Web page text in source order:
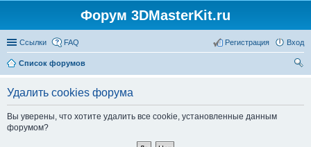
Форум 3DMasterKit.ru
Ссылки FAQ Вход
Регистрация
Список форумов
Удалить cookies форума
Вы уверены, что хотите удалить все cookie, установленные данным
форумом?